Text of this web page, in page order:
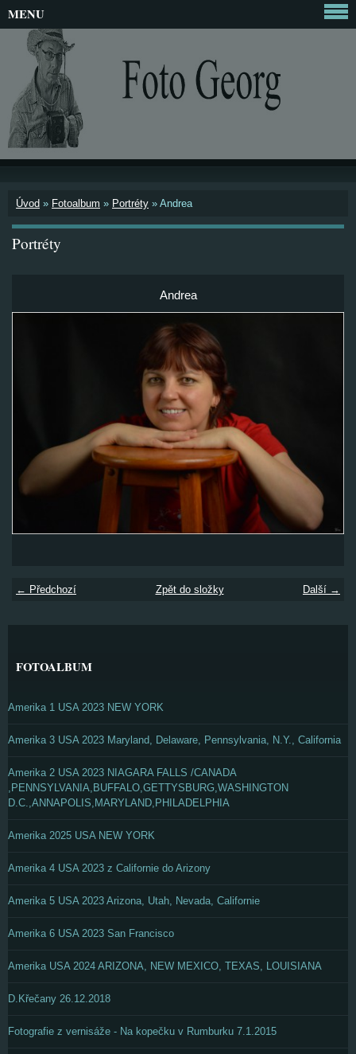
Úvod » Fotoalbum » Portréty » Andrea
Portréty
Andrea
← Předchozí Další →
Zpět do složky
MENU
FOTOALBUM
Amerika 1 USA 2023 NEW YORK
Amerika 3 USA 2023 Maryland, Delaware, Pennsylvania, N.Y., California
Amerika 2 USA 2023 NIAGARA FALLS /CANADA
,PENNSYLVANIA,BUFFALO,GETTYSBURG,WASHINGTON
D.C.,ANNAPOLIS,MARYLAND,PHILADELPHIA
Amerika 2025 USA NEW YORK
Amerika 4 USA 2023 z Californie do Arizony
Amerika 5 USA 2023 Arizona, Utah, Nevada, Californie
Amerika 6 USA 2023 San Francisco
Amerika USA 2024 ARIZONA, NEW MEXICO, TEXAS, LOUISIANA
D.Křečany 26.12.2018
Fotografie z vernisáže - Na kopečku v Rumburku 7.1.2015